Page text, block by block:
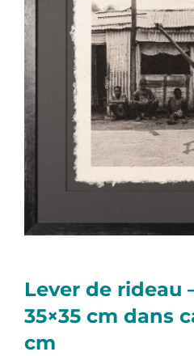
Lever de rideau
35×35 cm dans
cm